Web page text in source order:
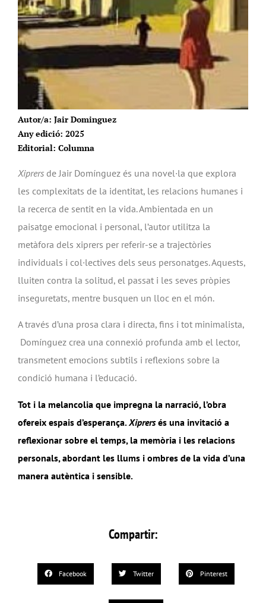
Autor/a: Jair Dominguez
Any edició: 2025
Editorial: Columna
Xiprers de Jair Domínguez és una novel·la que explora
les complexitats de la identitat, les relacions humanes i
la recerca de sentit en la vida. Ambientada en un
paisatge emocional i personal, l’autor utilitza la
metàfora dels xiprers per referir-se a trajectòries
individuals i col·lectives dels seus personatges. Aquests,
lluiten contra la solitud, el passat i les seves pròpies
inseguretats, mentre busquen un lloc en el món.
A través d’una prosa clara i directa, fins i tot minimalista,
Domínguez crea una connexió profunda amb el lector,
transmetent emocions subtils i reflexions sobre la
condició humana i l’educació.
Tot i la melancolia que impregna la narració, l’obra
ofereix espais d’esperança.Xiprersés una invitació a
reflexionar sobre el temps, la memòria i les relacions
personals, abordant les llums i ombres de la vida d’una
manera autèntica i sensible.
Compartir:
Facebook Twitter Pinterest